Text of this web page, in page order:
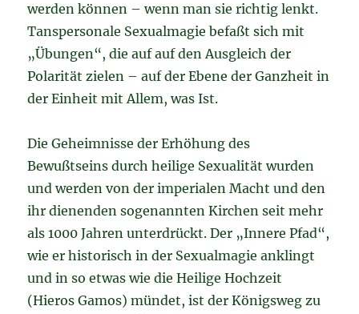
werden können – wenn man sie richtig lenkt.
Tanspersonale Sexualmagie befaßt sich mit
„Übungen“, die auf auf den Ausgleich der
Polarität zielen – auf der Ebene der Ganzheit in
der Einheit mit Allem, was Ist.
Die Geheimnisse der Erhöhung des
Bewußtseins durch heilige Sexualität wurden
und werden von der imperialen Macht und den
ihr dienenden sogenannten Kirchen seit mehr
als 1000 Jahren unterdrückt. Der „Innere Pfad“,
wie er historisch in der Sexualmagie anklingt
und in so etwas wie die Heilige Hochzeit
(Hieros Gamos) mündet, ist der Königsweg zu